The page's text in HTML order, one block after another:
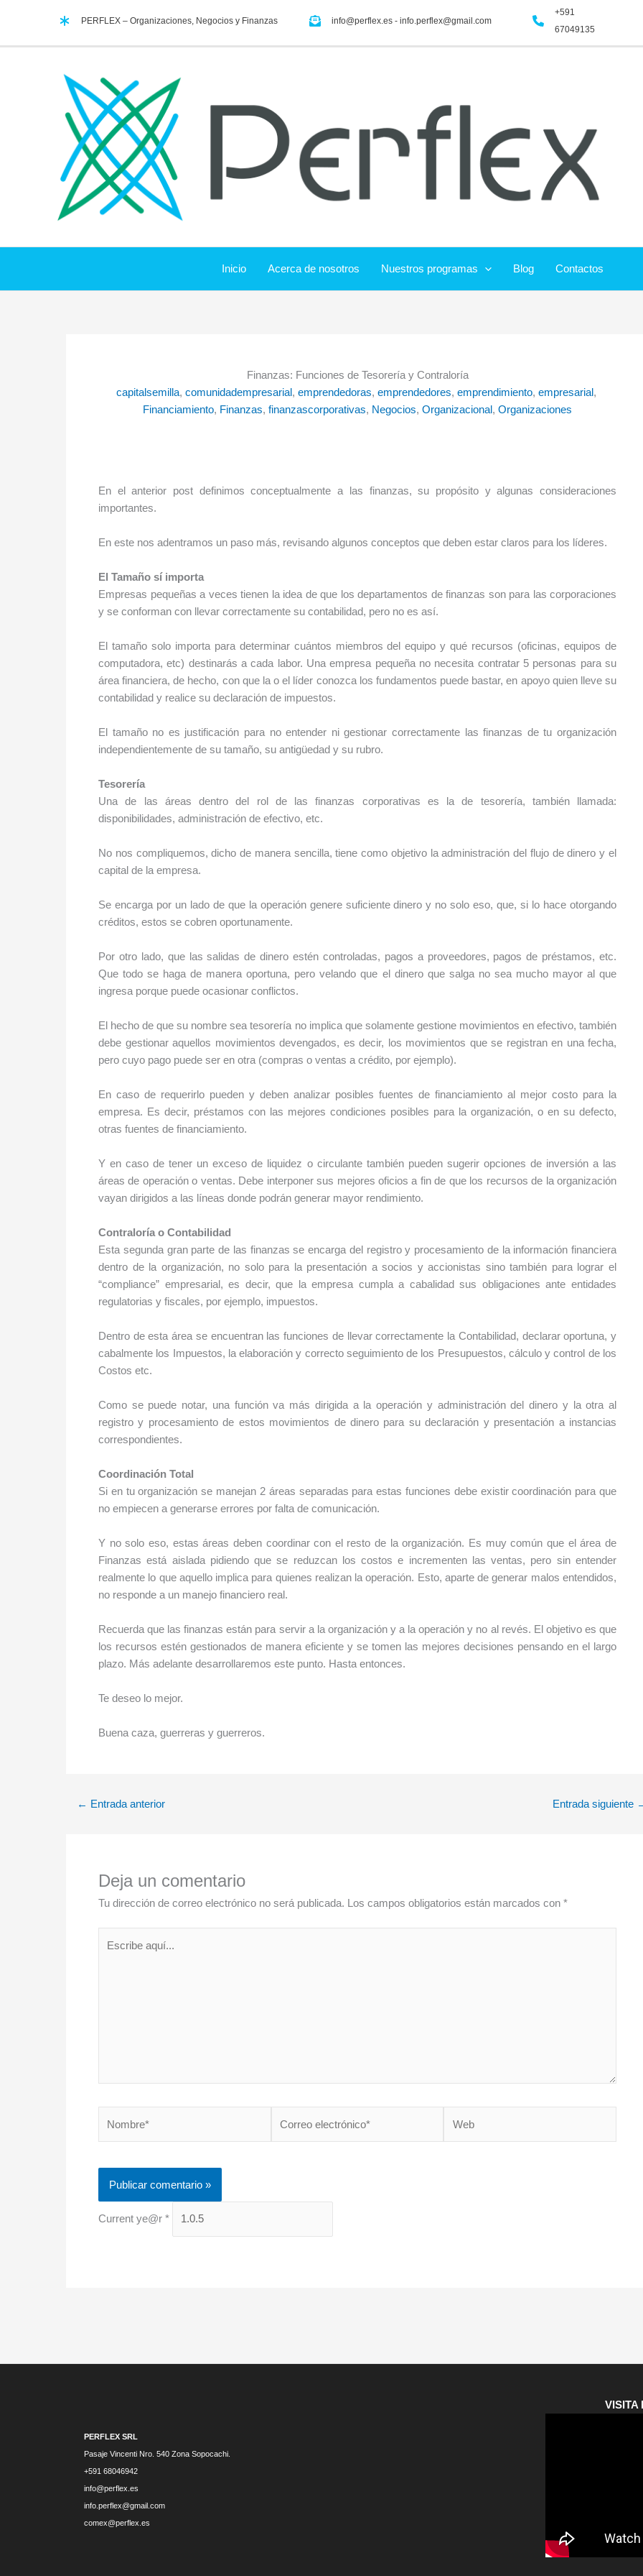
PERFLEX – Organizaciones, Negocios y Finanzas info@perflex.es - info.perflex@gmail.com
+591
67049135
Inicio Acerca de nosotros Nuestros programas Blog Contactos
Finanzas: Funciones de Tesorería y Contraloría
capitalsemilla, comunidadempresarial, emprendedoras, emprendedores, emprendimiento, empresarial
Financiamiento, Finanzas, finanzascorporativas, Negocios, Organizacional, Organizaciones
En el anterior post definimos conceptualmente a las finanzas, su propósito y algunas consideraciones
importantes.
En este nos adentramos un paso más, revisando algunos conceptos que deben estar claros para los líderes.
El Tamaño sí importa
Empresas pequeñas a veces tienen la idea de que los departamentos de finanzas son para las corporaciones
y se conforman con llevar correctamente su contabilidad, pero no es así.
El tamaño solo importa para determinar cuántos miembros del equipo y qué recursos (oficinas, equipos de
computadora, etc) destinarás a cada labor. Una empresa pequeña no necesita contratar 5 personas para su
área financiera, de hecho, con que la o el líder conozca los fundamentos puede bastar, en apoyo quien lleve su
contabilidad y realice su declaración de impuestos.
El tamaño no es justificación para no entender ni gestionar correctamente las finanzas de tu organización
independientemente de su tamaño, su antigüedad y su rubro.
Tesorería
Una de las áreas dentro del rol de las finanzas corporativas es la de tesorería, también llamada:
disponibilidades, administración de efectivo, etc.
No nos compliquemos, dicho de manera sencilla, tiene como objetivo la administración del flujo de dinero y el
capital de la empresa.
Se encarga por un lado de que la operación genere suficiente dinero y no solo eso, que, si lo hace otorgando
créditos, estos se cobren oportunamente.
Por otro lado, que las salidas de dinero estén controladas, pagos a proveedores, pagos de préstamos, etc.
Que todo se haga de manera oportuna, pero velando que el dinero que salga no sea mucho mayor al que
ingresa porque puede ocasionar conflictos.
El hecho de que su nombre sea tesorería no implica que solamente gestione movimientos en efectivo, también
debe gestionar aquellos movimientos devengados, es decir, los movimientos que se registran en una fecha,
pero cuyo pago puede ser en otra (compras o ventas a crédito, por ejemplo).
En caso de requerirlo pueden y deben analizar posibles fuentes de financiamiento al mejor costo para la
empresa. Es decir, préstamos con las mejores condiciones posibles para la organización, o en su defecto,
otras fuentes de financiamiento.
Y en caso de tener un exceso de liquidez o circulante también pueden sugerir opciones de inversión a las
áreas de operación o ventas. Debe interponer sus mejores oficios a fin de que los recursos de la organización
vayan dirigidos a las líneas donde podrán generar mayor rendimiento.
Contraloría o Contabilidad
Esta segunda gran parte de las finanzas se encarga del registro y procesamiento de la información financiera
dentro de la organización, no solo para la presentación a socios y accionistas sino también para lograr el
“compliance” empresarial, es decir, que la empresa cumpla a cabalidad sus obligaciones ante entidades
regulatorias y fiscales, por ejemplo, impuestos.
Dentro de esta área se encuentran las funciones de llevar correctamente la Contabilidad, declarar oportuna, y
cabalmente los Impuestos, la elaboración y correcto seguimiento de los Presupuestos, cálculo y control de los
Costos etc.
Como se puede notar, una función va más dirigida a la operación y administración del dinero y la otra al
registro y procesamiento de estos movimientos de dinero para su declaración y presentación a instancias
correspondientes.
Coordinación Total
Si en tu organización se manejan 2 áreas separadas para estas funciones debe existir coordinación para que
no empiecen a generarse errores por falta de comunicación.
Y no solo eso, estas áreas deben coordinar con el resto de la organización. Es muy común que el área de
Finanzas está aislada pidiendo que se reduzcan los costos e incrementen las ventas, pero sin entender
realmente lo que aquello implica para quienes realizan la operación. Esto, aparte de generar malos entendidos,
no responde a un manejo financiero real.
Recuerda que las finanzas están para servir a la organización y a la operación y no al revés. El objetivo es que
los recursos estén gestionados de manera eficiente y se tomen las mejores decisiones pensando en el largo
plazo. Más adelante desarrollaremos este punto. Hasta entonces.
Te deseo lo mejor.
Buena caza, guerreras y guerreros.
← Entrada anterior Entrada siguiente
Deja un comentario
Tu dirección de correo electrónico no será publicada. Los campos obligatorios están marcados con *
aquí...
electrónico*
Current ye@r *
PERFLEX SRL
Pasaje Vincenti Nro. 540 Zona Sopocachi.
+591 68046942
info@perflex.es
info.perflex@gmail.com
comex@perflex.es
VISITA